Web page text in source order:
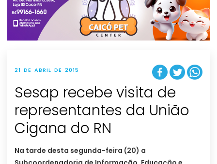
t
i
o
n
21 DE ABRIL DE 2015
Sesap recebe visita de
representantes da União
Cigana do RN
Na tarde desta segunda-feira (20) a